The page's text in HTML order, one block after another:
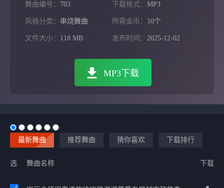
舞曲编号： 703 下载格式： MP3
风格分类： 串烧舞曲 所需金币： 10个
文件大小： 118 MB 发布时间： 2025-12-02
MP3下载
最新舞曲 推荐舞曲 猜你喜欢 下载排行
选 舞曲名称 下载